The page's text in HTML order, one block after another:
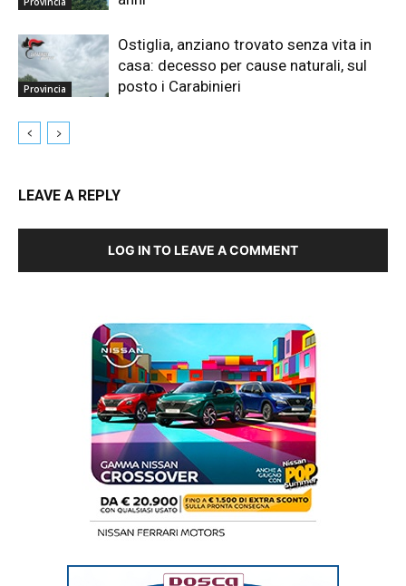
Provincia
Ostiglia, anziano trovato senza vita in
casa: decesso per cause naturali, sul
posto i Carabinieri
LEAVE A REPLY
LOG IN TO LEAVE A COMMENT